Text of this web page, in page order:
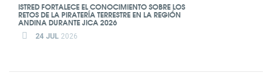
ISTRED FORTALECE EL CONOCIMIENTO SOBRE LOS
RETOS DE LA PIRATERÍA TERRESTRE EN LA REGIÓN
ANDINA DURANTE JICA 2026
24 JUL 2026